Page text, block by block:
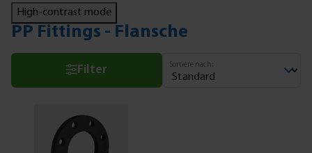
High-contrast mode
PP Fittings - Flansche
Filter Sortiere nach: